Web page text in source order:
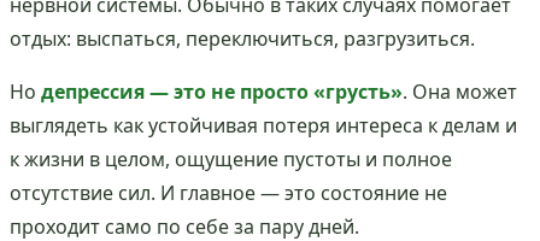
отдых: выспаться, переключиться, разгрузиться.
Но депрессия — это не просто «грусть». Она может
выглядеть как устойчивая потеря интереса к делам и
к жизни в целом, ощущение пустоты и полное
отсутствие сил. И главное — это состояние не
проходит само по себе за пару дней.